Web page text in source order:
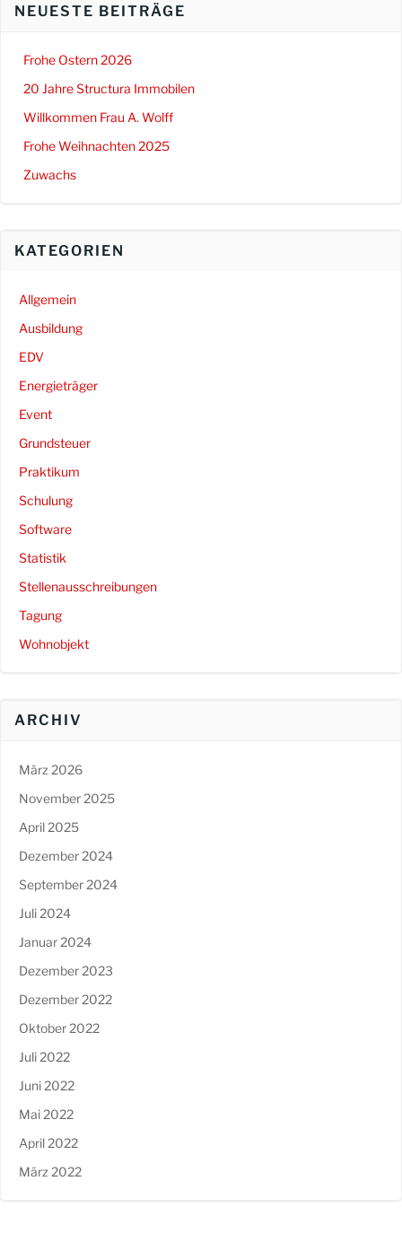
NEUESTE BEITRÄGE
Frohe Ostern 2026
20 Jahre Structura Immobilen
Willkommen Frau A. Wolff
Frohe Weihnachten 2025
Zuwachs
KATEGORIEN
Allgemein
Ausbildung
EDV
Energieträger
Event
Grundsteuer
Praktikum
Schulung
Software
Statistik
Stellenausschreibungen
Tagung
Wohnobjekt
ARCHIV
März 2026
November 2025
April 2025
Dezember 2024
September 2024
Juli 2024
Januar 2024
Dezember 2023
Dezember 2022
Oktober 2022
Juli 2022
Juni 2022
Mai 2022
April 2022
März 2022